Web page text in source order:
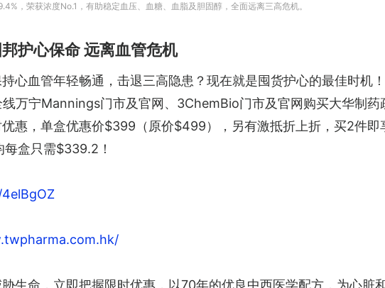
，荣获浓度No.1，有助稳定血压、血糖、血脂及胆固醇，全面远离三高危机。
护心保命 远离血管危机
心血管年轻畅通，击退三高隐患？现在就是囤货护心的最佳时机
万宁Mannings门市及官网、3ChemBio门市及官网购买大华制药
惠，单盒优惠价$399（原价$499），另有激抵折上折，买2件即
盒只需$339.2！